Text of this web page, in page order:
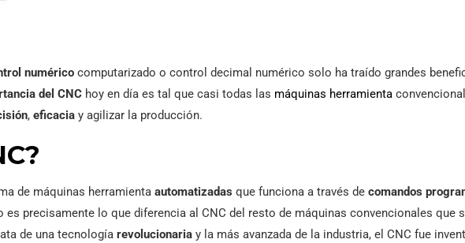
numérico computarizado o control decimal numérico solo ha traído grandes
del CNC hoy en día es tal que casi todas las máquinas herramienta
, eficacia y agilizar la producción.
de máquinas herramienta automatizadas que funciona a través de comandos
es precisamente lo que diferencia al CNC del resto de máquinas convencionales que
de una tecnología revolucionaria y la más avanzada de la industria, el CNC fue